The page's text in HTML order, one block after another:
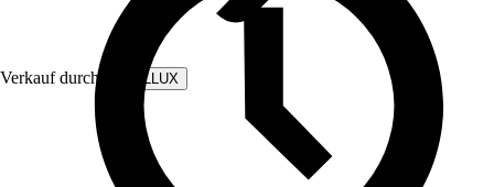
Verkauf durch: WALLLUX